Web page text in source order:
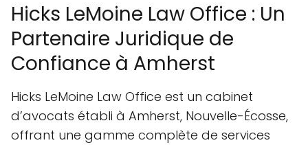
Hicks LeMoine Law Office : Un
Partenaire Juridique de
Confiance à Amherst
Hicks LeMoine Law Office est un cabinet
d’avocats établi à Amherst, Nouvelle-Écosse,
offrant une gamme complète de services